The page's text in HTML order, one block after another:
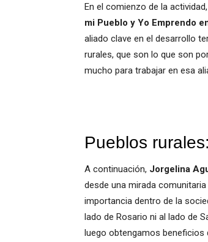
En el comienzo de la actividad,
mi Pueblo y Yo Emprendo
aliado clave en el desarrollo
rurales, que son lo que son
mucho para trabajar en esa
Pueblos
A continuación, Jorgelina
desde una mirada
importancia dentro de la
lado de Rosario ni al lado de
luego obtengamos beneficios